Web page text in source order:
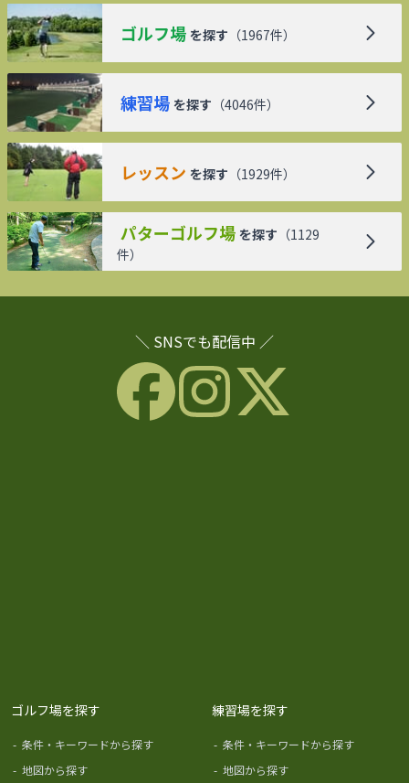
ゴルフ場 を探す （1967件）
練習場 を探す （4046件）
レッスン を探す （1929件）
パターゴルフ場 を探す （1129
件）
＼ SNSでも配信中 ／
ゴルフ場を探す
- 条件・キーワードから探す
- 地図から探す
練習場を探す
- 条件・キーワードから探す
- 地図から探す